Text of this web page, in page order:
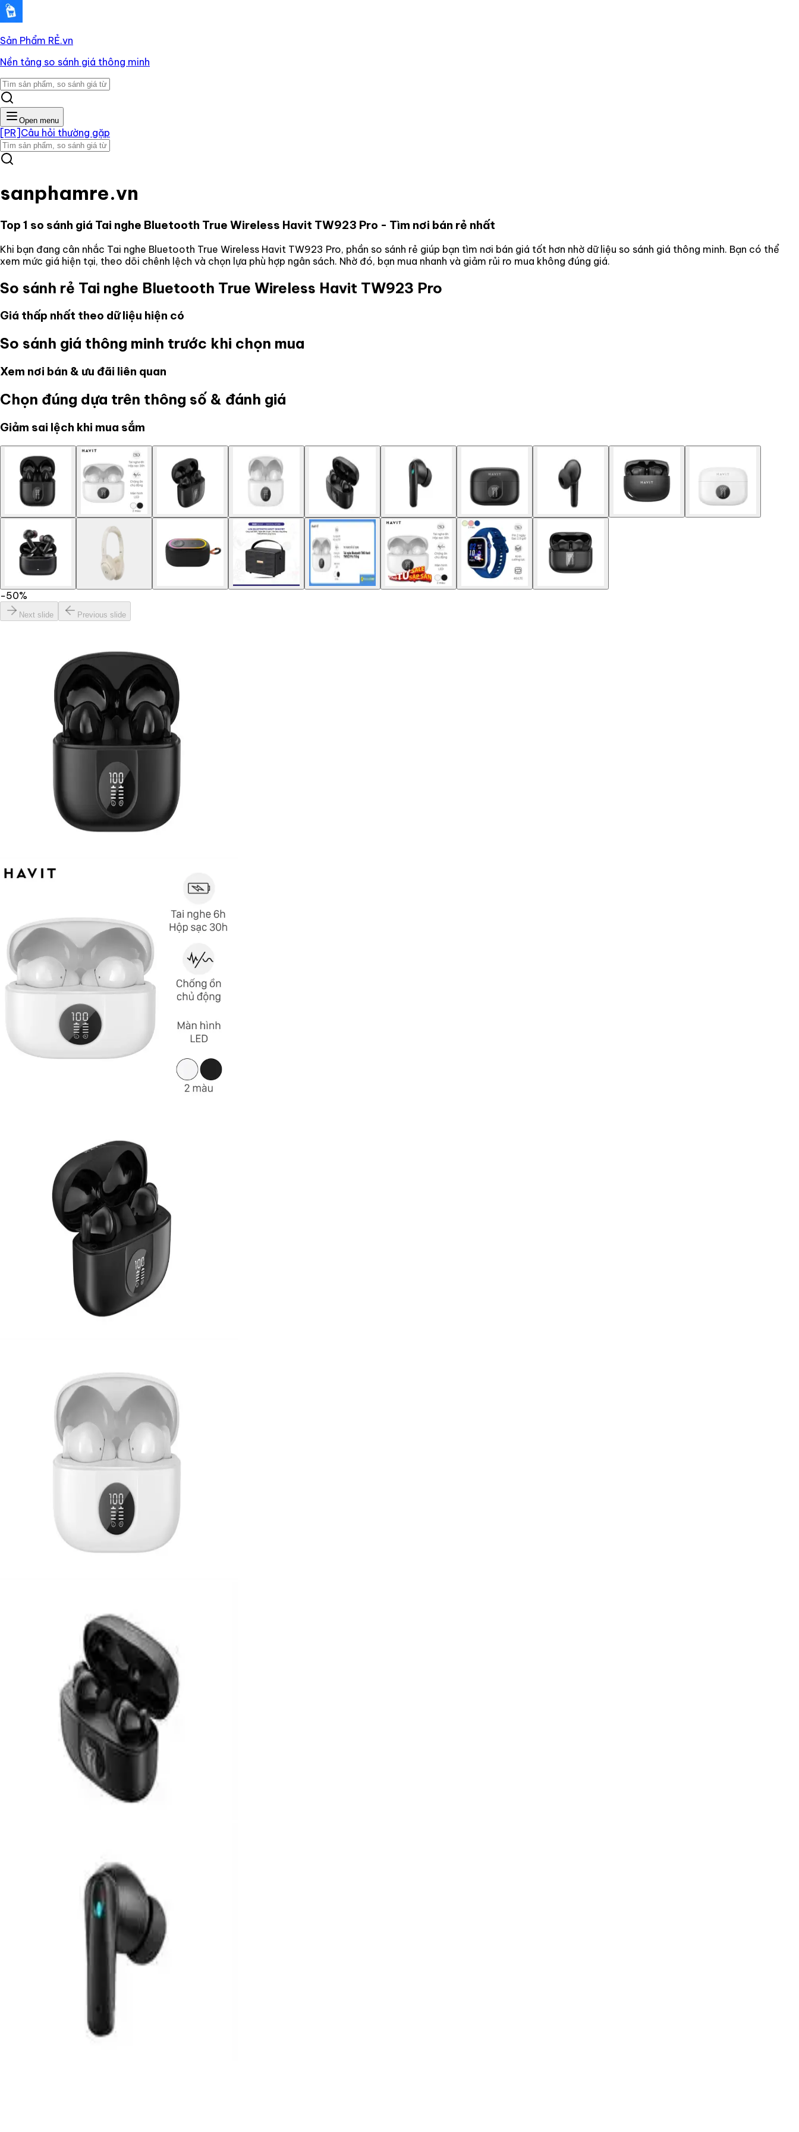
Sản Phẩm RẺ.vn
Nền tảng so sánh giá thông minh
Open menu
[PR] Câu hỏi thường gặp
sanphamre.vn
Top 1 so sánh giá Tai nghe Bluetooth True Wireless Havit TW923 Pro - Tìm nơi bán rẻ nhất
Khi bạn đang cân nhắc Tai nghe Bluetooth True Wireless Havit TW923 Pro, phần so sánh rẻ giúp bạn tìm nơi bán giá tốt hơn nhờ dữ liệu so sánh giá thông minh. Bạn có thể
xem mức giá hiện tại, theo dõi chênh lệch và chọn lựa phù hợp ngân sách. Nhờ đó, bạn mua nhanh và giảm rủi ro mua không đúng giá.
So sánh rẻ Tai nghe Bluetooth True Wireless Havit TW923 Pro
Giá thấp nhất theo dữ liệu hiện có
So sánh giá thông minh trước khi chọn mua
Xem nơi bán & ưu đãi liên quan
Chọn đúng dựa trên thông số & đánh giá
Giảm sai lệch khi mua sắm
−50%
Next slide Previous slide